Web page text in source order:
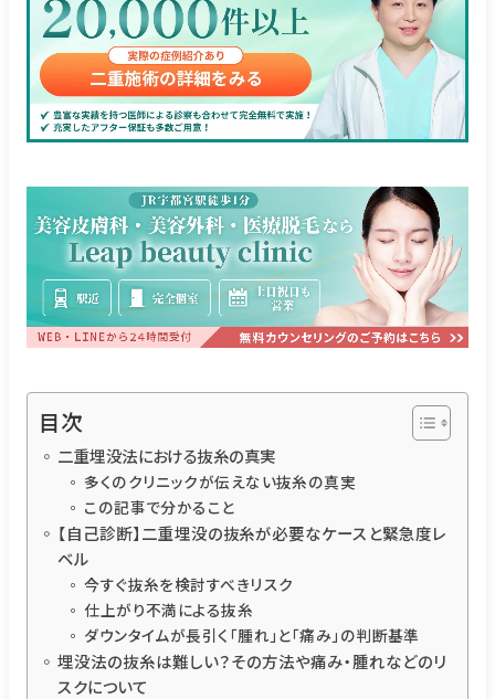
目次
二重埋没法における抜糸の真実
多くのクリニックが伝えない抜糸の真実
この記事で分かること
【自己診断】二重埋没の抜糸が必要なケースと緊急度レ
ベル
今すぐ抜糸を検討すべきリスク
仕上がり不満による抜糸
ダウンタイムが長引く「腫れ」と「痛み」の判断基準
埋没法の抜糸は難しい？その方法や痛み・腫れなどのリ
スクについて